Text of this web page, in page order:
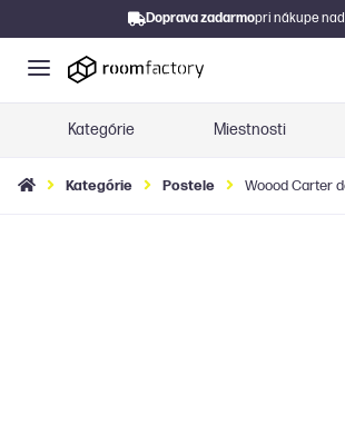
Doprava zadarmopri nákupe
Kategórie Miestnosti
Kategórie Postele Woood Carter